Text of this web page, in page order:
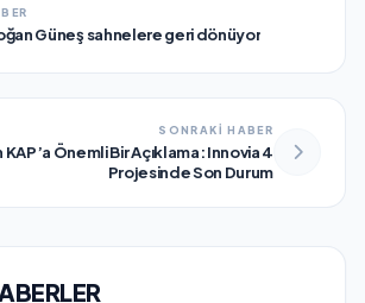
Güneş sahnelere geri dönüyor
SONRAKİ HABER
KAP’a Önemli Bir Açıklama: Innovia 4
Projesinde Son Durum